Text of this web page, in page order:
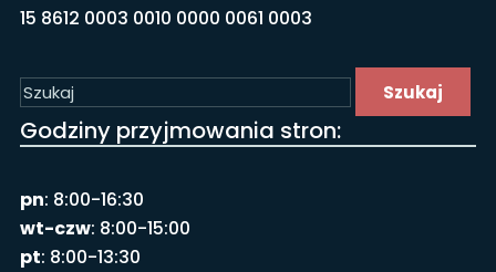
15 8612 0003 0010 0000 0061 0003
Szukaj
Godziny przyjmowania stron:
pn: 8:00-16:30
wt-czw: 8:00-15:00
pt: 8:00-13:30